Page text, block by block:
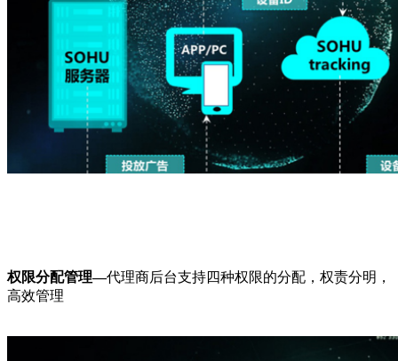
权限分配管理—代理商后台支持四种权限的分配，权责分明，
高效管理